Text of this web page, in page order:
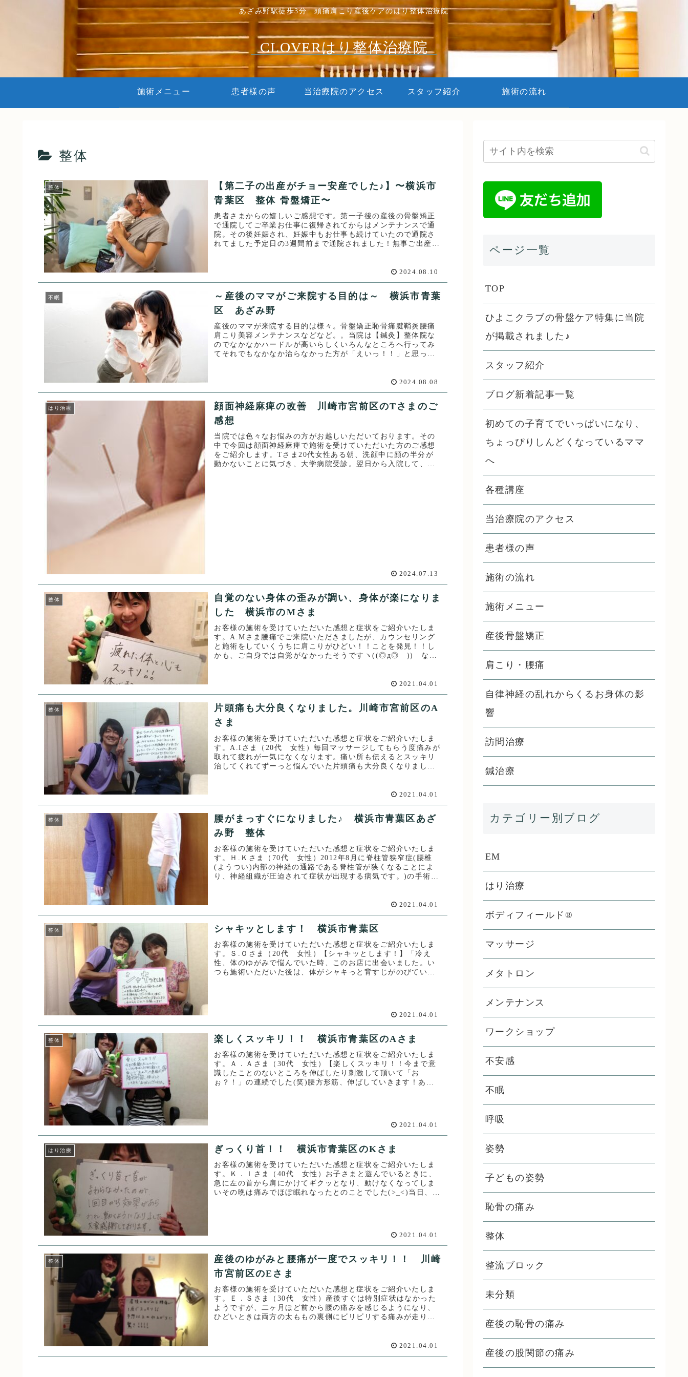
あざみ野駅徒歩3分 頭痛肩こり産後ケアのはり整体治療院
CLOVERはり整体治療院
施術メニュー 患者様の声 当治療院のアクセス スタッフ紹介 施術の流れ
整体
整体
【第二子の出産がチョー安産でした♪】〜横浜市
青葉区 整体 骨盤矯正〜
患者さまからの嬉しいご感想です。第一子後の産後の骨盤矯正
で通院してご卒業お仕事に復帰されてからはメンテナンスで通
院。その後妊娠され、妊娠中もお仕事も続けていたので通院さ
れてました予定日の3週間前まで通院されました！無事ご出産さ
2024.08.10
不眠
～産後のママがご来院する目的は～ 横浜市青葉
区 あざみ野
産後のママが来院する目的は様々。骨盤矯正恥骨痛腱鞘炎腰痛
肩こり美容メンテナンスなどなど。。当院は【鍼灸】整体院な
のでなかなかハードルが高いらしくいろんなところへ行ってみ
てそれでもなかなか治らなかった方が「えいっ！！」と思って
2024.08.08
はり治療
顔面神経麻痺の改善 川崎市宮前区のTさまのご
感想
当院では色々なお悩みの方がお越しいただいております。その
中で今回は顔面神経麻痺で施術を受けていただいた方のご感想
をご紹介します。Tさま20代女性ある朝、洗顔中に顔の半分が
動かないことに気づき、大学病院受診。翌日から入院して、ス
2024.07.13
整体
自覚のない身体の歪みが調い、身体が楽になりま
した 横浜市のMさま
お客様の施術を受けていただいた感想と症状をご紹介いたしま
す。A.Mさま腰痛でご来院いただきましたが、カウンセリング
と施術をしていくうちに肩こりがひどい！！ことを発見！！し
かも、ご自身では自覚がなかったそうですヽ((◎д◎ ))ゝなん
2021.04.01
整体
片頭痛も大分良くなりました。川崎市宮前区のA
さま
お客様の施術を受けていただいた感想と症状をご紹介いたしま
す。A.Iさま（20代 女性）毎回マッサージしてもらう度痛みが
取れて疲れが一気になくなります。痛い所も伝えるとスッキリ
治してくれてずーっと悩んでいた片頭痛も大分良くなりまし
2021.04.01
整体
腰がまっすぐになりました♪ 横浜市青葉区あざ
み野 整体
お客様の施術を受けていただいた感想と症状をご紹介いたしま
す。Ｈ.Ｋさま（70代 女性）2012年8月に脊柱管狭窄症(腰椎
(ようつい)内部の神経の通路である脊柱管が狭くなることによ
り、神経組織が圧迫されて症状が出現する病気です。)の手術を
2021.04.01
整体 シャキッとします！ 横浜市青葉区
お客様の施術を受けていただいた感想と症状をご紹介いたしま
す。Ｓ.Ｏさま（20代 女性）【シャキッとします！】「冷え
性、体のゆがみで悩んでいた時、このお店に出会いました。い
つも施術いただいた後は、体がシャキっと背すじがのびている
2021.04.01
整体 楽しくスッキリ！！ 横浜市青葉区のAさま
お客様の施術を受けていただいた感想と症状をご紹介いたしま
す。Ａ．Ａさま（30代 女性）【楽しくスッキリ！！今まで意
識したことのないところを伸ばしたり刺激して頂いて「お
ぉ？！」の連続でした(笑)腰方形筋、伸ばしていきます！あり
2021.04.01
はり治療 ぎっくり首！！ 横浜市青葉区のKさま
お客様の施術を受けていただいた感想と症状をご紹介いたしま
す。Ｋ．Ｉさま（40代 女性）お子さまと遊んでいるときに、
急に左の首から肩にかけてギクッとなり、動けなくなってしま
いその晩は痛みでほぼ眠れなったとのことでした(>_<)当日、当
2021.04.01
整体
産後のゆがみと腰痛が一度でスッキリ！！ 川崎
市宮前区のEさま
お客様の施術を受けていただいた感想と症状をご紹介いたしま
す。Ｅ．Ｓさま（30代 女性）産後すぐは特別症状はなかった
ようですが、二ヶ月ほど前から腰の痛みを感じるようになり、
ひどいときは両方の太ももの裏側にビリビリする痛みが走り、
2021.04.01
ページ一覧
TOP
ひよこクラブの骨盤ケア特集に当院
が掲載されました♪
スタッフ紹介
ブログ新着記事一覧
初めての子育てでいっぱいになり、
ちょっぴりしんどくなっているママ
へ
各種講座
当治療院のアクセス
患者様の声
施術の流れ
施術メニュー
産後骨盤矯正
肩こり・腰痛
自律神経の乱れからくるお身体の影
響
訪問治療
鍼治療
カテゴリー別ブログ
EM
はり治療
ボディフィールド®
マッサージ
メタトロン
メンテナンス
ワークショップ
不安感
不眠
呼吸
姿勢
子どもの姿勢
恥骨の痛み
整体
整流ブロック
未分類
産後の恥骨の痛み
産後の股関節の痛み